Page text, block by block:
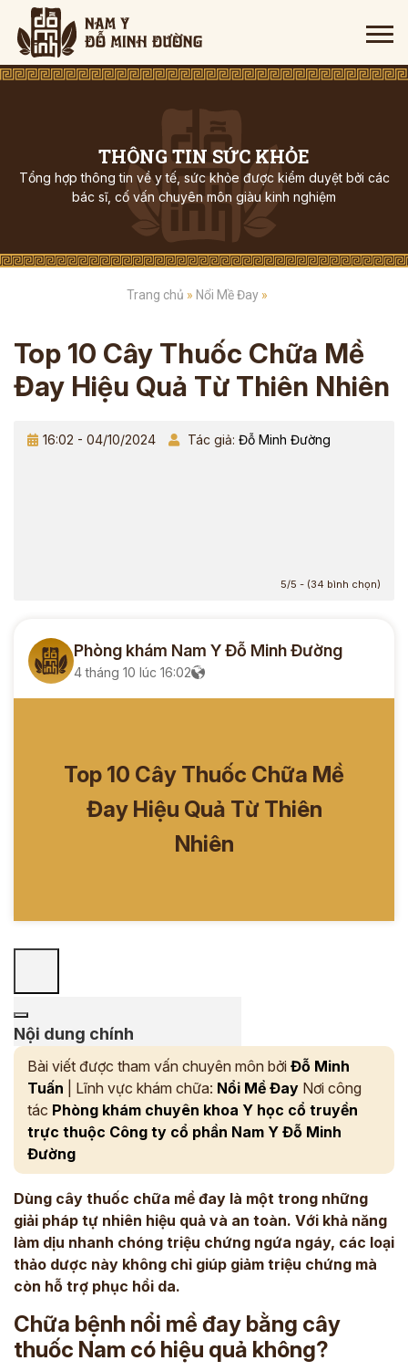
THÔNG TIN SỨC KHỎE
Tổng hợp thông tin về y tế, sức khỏe được kiểm duyệt bởi các
bác sĩ, cố vấn chuyên môn giàu kinh nghiệm
Trang chủ » Nổi Mề Đay»
Top 10 Cây Thuốc Chữa Mề
Đay Hiệu Quả Từ Thiên Nhiên
16:02 - 04/10/2024 Tác giả: Đỗ Minh Đường
5/5 - (34 bình chọn)
Phòng khám Nam Y Đỗ Minh Đường
4 tháng 10 lúc 16:02
Top 10 Cây Thuốc Chữa Mề
Đay Hiệu Quả Từ Thiên
Nhiên
Nội dung chính
Bài viết được tham vấn chuyên môn bởi Đỗ Minh
Tuấn | Lĩnh vực khám chữa: Nổi Mề Đay Nơi công
tác Phòng khám chuyên khoa Y học cổ truyền
trực thuộc Công ty cổ phần Nam Y Đỗ Minh
Đường
Dùng cây thuốc chữa mề đay là một trong những
giải pháp tự nhiên hiệu quả và an toàn. Với khả năng
làm dịu nhanh chóng triệu chứng ngứa ngáy, các loại
thảo dược này không chỉ giúp giảm triệu chứng mà
còn hỗ trợ phục hồi da.
Chữa bệnh nổi mề đay bằng cây
thuốc Nam có hiệu quả không?